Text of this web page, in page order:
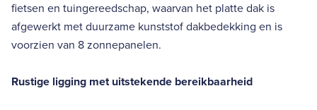
fietsen en tuingereedschap, waarvan het platte dak is
afgewerkt met duurzame kunststof dakbedekking en is
voorzien van 8 zonnepanelen.
Rustige ligging met uitstekende bereikbaarheid